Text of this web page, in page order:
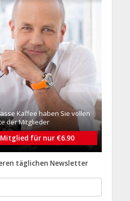
Kaffee haben Sie vollen
der Mitglieder
für nur €6.90
täglichen Newsletter